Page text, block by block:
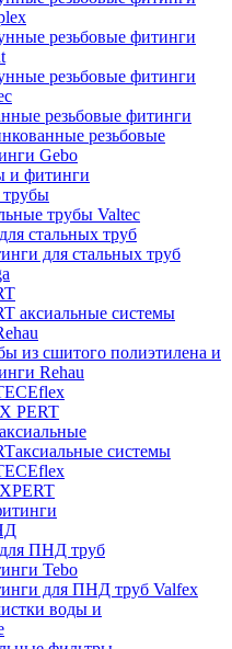
резьбовые фитинги
резьбовые фитинги
резьбовые фитинги
резьбовые
Gebo
и фитинги
трубы Valtec
стальных труб
для стальных труб
аксиальные системы
из сшитого полиэтилена и
Rehau
PERT
системы
ПНД труб
Tebo
для ПНД труб Valfex
воды и